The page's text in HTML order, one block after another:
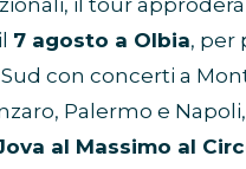
il tour approderà
7 agosto a Olbia, per
con concerti a
Palermo e Napoli,
al Massimo al